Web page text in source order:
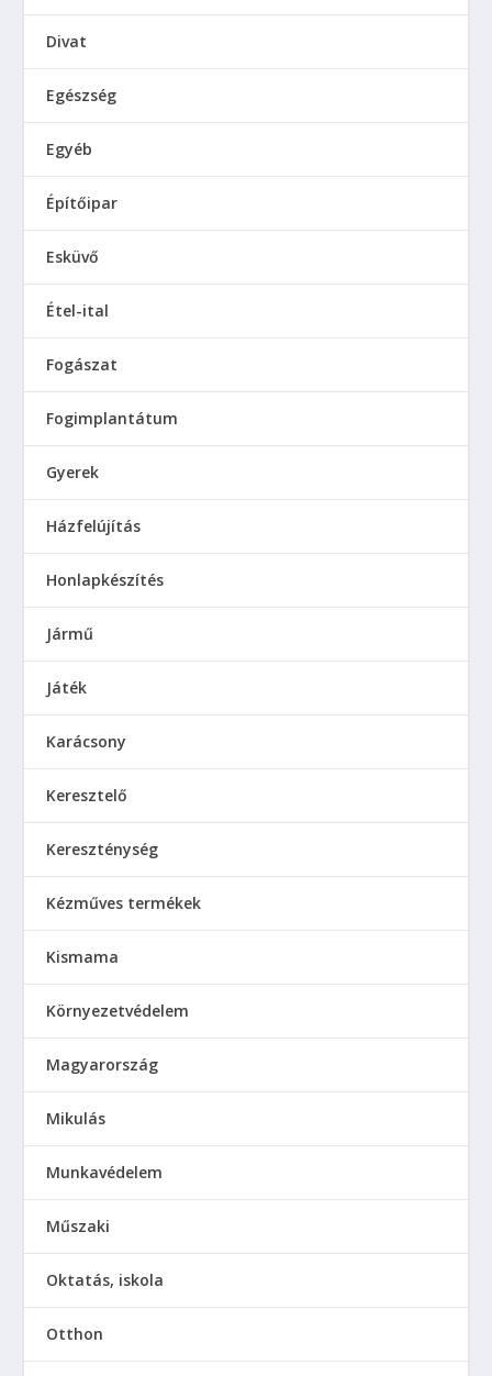
Divat
Egészség
Egyéb
Építőipar
Esküvő
Étel-ital
Fogászat
Fogimplantátum
Gyerek
Házfelújítás
Honlapkészítés
Jármű
Játék
Karácsony
Keresztelő
Kereszténység
Kézműves termékek
Kismama
Környezetvédelem
Magyarország
Mikulás
Munkavédelem
Műszaki
Oktatás, iskola
Otthon